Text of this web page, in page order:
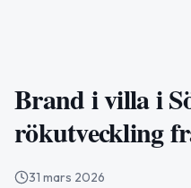
Brand i villa i
rökutveckling
31 mars 2026